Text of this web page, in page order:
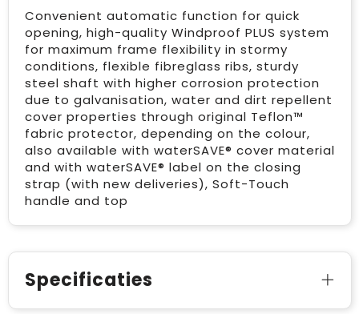
Convenient automatic function for quick
opening, high-quality Windproof PLUS system
for maximum frame flexibility in stormy
conditions, flexible fibreglass ribs, sturdy
steel shaft with higher corrosion protection
due to galvanisation, water and dirt repellent
cover properties through original Teflon™
fabric protector, depending on the colour,
also available with waterSAVE® cover material
and with waterSAVE® label on the closing
strap (with new deliveries), Soft-Touch
handle and top
Specificaties